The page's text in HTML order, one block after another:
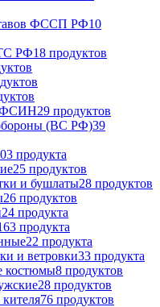
ФССП РФ10
РФ18 продуктов
ФСИН29 продуктов
(ВС РФ)39
продукта
25 продуктов
и бушлаты28 продуктов
26 продуктов
24 продукта
продукта
22 продукта
и ветровки33 продукта
костюмы8 продуктов
28 продуктов
76 продуктов